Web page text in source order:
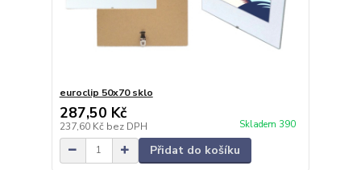
euroclip 50x70 sklo
287,50 Kč
237,60 Kč bez DPH Skladem 390
Přidat do košíku